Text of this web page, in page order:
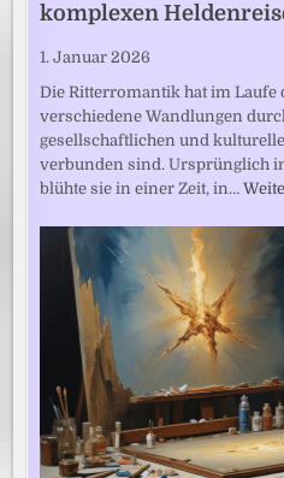
komplexen
1. Januar 2026
Die Ritterromantik hat im Laufe
verschiedene Wandlungen
gesellschaftlichen und
verbunden sind. Ursprünglich
blühte sie in einer Zeit, in…